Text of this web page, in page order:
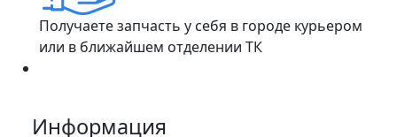
Получаете запчасть у себя в городе курьером
или в ближайшем отделении ТК
Информация